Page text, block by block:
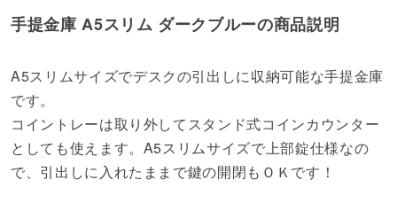
手提金庫 A5スリム ダークブルーの商品説明
A5スリムサイズでデスクの引出しに収納可能な手提金庫
です。
コイントレーは取り外してスタンド式コインカウンター
としても使えます。A5スリムサイズで上部錠仕様なの
で、引出しに入れたままで鍵の開閉もＯＫです！